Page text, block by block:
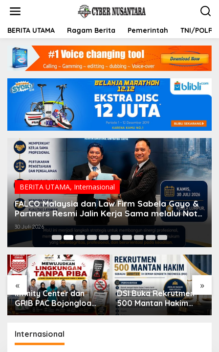
t
BERITA UTAMA Ragam Berita Pemerintah TNI/POLRI
BERITA UTAMA, Internasional
FALCO Malaysia dan Law Firm Sabela Gayo &
Partners Resmi Jalin Kerja Sama melalui Nota
Kesepahaman
30 Juli 2026
« »
Infinity Center dan
GRIB PAC Bojongloa
Kidul Dorong Literasi
Lingkungan Tanpa
Riba
DSI Buka Rekrutmen
500 Mantan Hakim
sebagai Arbiter,
Internasional